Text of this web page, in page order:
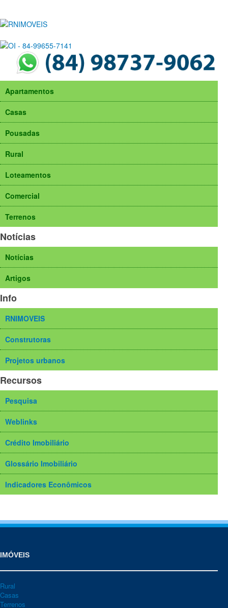
Apartamentos
Casas
Pousadas
Rural
Loteamentos
Comercial
Terrenos
Notícias
Notícias
Artigos
Info
RNIMOVEIS
Construtoras
Projetos urbanos
Recursos
Pesquisa
Weblinks
Crédito Imobiliário
Glossário Imobiliário
Indicadores Econômicos
IMÓVEIS
Rural
Casas
Terrenos